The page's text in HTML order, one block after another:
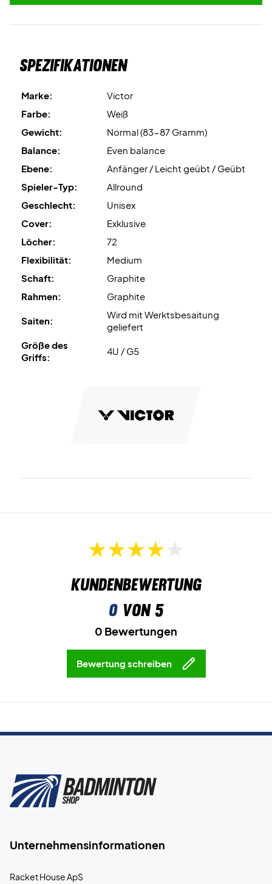
Spezifikationen
Marke:
Victor
Farbe:
Weiß
Gewicht:
Normal (83-87 Gramm)
Balance:
Even balance
Ebene:
Anfänger / Leicht geübt / Geübt
Spieler-Typ:
Allround
Geschlecht:
Unisex
Cover:
Exklusive
Löcher:
72
Flexibilität:
Medium
Schaft:
Graphite
Rahmen:
Graphite
Saiten:
Wird mit Werktsbesaitung
geliefert
Größe des
Griffs:
4U / G5
Kundenbewertung
0von 5
0 Bewertungen
Bewertung schreiben
Unternehmensinformationen
Racket House ApS